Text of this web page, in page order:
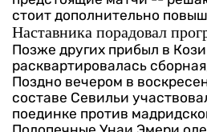
стоит дополнительно
Наставника порадовал
Позже других прибыл в
расквартировалась
Поздно вечером в
составе Севильи
поединке против